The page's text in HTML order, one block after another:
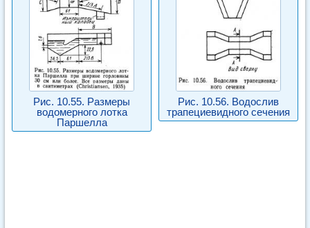
Рис. 10.55. Размеры
водомерного лотка
Паршелла
Рис. 10.56. Водослив
трапециевидного сечения